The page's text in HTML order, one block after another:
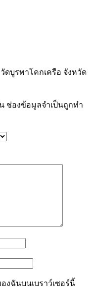
ดบูรพาโคกเครือ จังหวัด
ช่องข้อมูลจำเป็นถูกทำ
งฉันบนเบราว์เซอร์นี้